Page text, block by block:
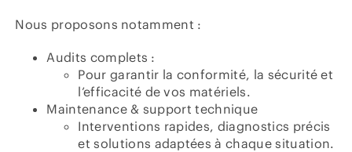
Nous proposons notamment :
Audits complets :
Pour garantir la conformité, la sécurité et
l’efficacité de vos matériels.
Maintenance & support technique
Interventions rapides, diagnostics précis
et solutions adaptées à chaque situation.